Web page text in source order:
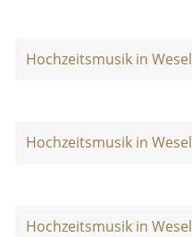
Hochzeitsmusik in Wesel
Hochzeitsmusik in Wesel
Hochzeitsmusik in Wesel